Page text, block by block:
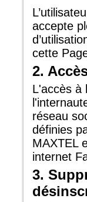
accepte
cette
2.
L'accès à
réseau
définies
MAXTEL
internet
3.